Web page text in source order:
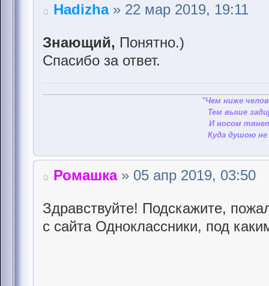
Hadizha» 22 мар 2019, 19:11
Знающий, Понятно.)
Спасибо за ответ.
"Чем ниже
Тем выше
И носом
Куда душою
Ромашка» 05 апр 2019, 03:50
Здравствуйте! Подскажите,
с сайта Одноклассники, под